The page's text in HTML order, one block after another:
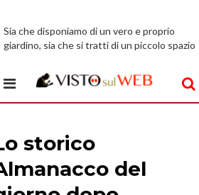
Sia che disponiamo di un vero e proprio
giardino, sia che si tratti di un piccolo spazio